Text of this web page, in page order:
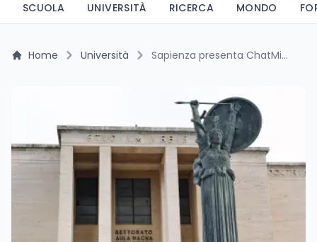
SCUOLA UNIVERSITÀ RICERCA MONDO
Home Università Sapienza presenta ChatMinerva, l'assistente AI multimodale